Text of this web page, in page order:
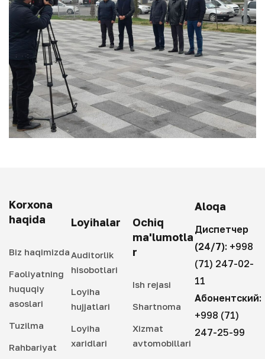
Korxona
haqida
Biz haqimizda
Faoliyatning
huquqiy
asoslari
Tuzilma
Rahbariyat
Loyihalar
Auditorlik
hisobotlari
Loyiha
hujjatlari
Loyiha
xaridlari
Ochiq
ma'lumotla
r
Ish rejasi
Shartnoma
Xizmat
avtomobillari
Aloqa
Диспетчер
(24/7): +998
(71) 247-02-
11
Абонентский:
+998 (71)
247-25-99